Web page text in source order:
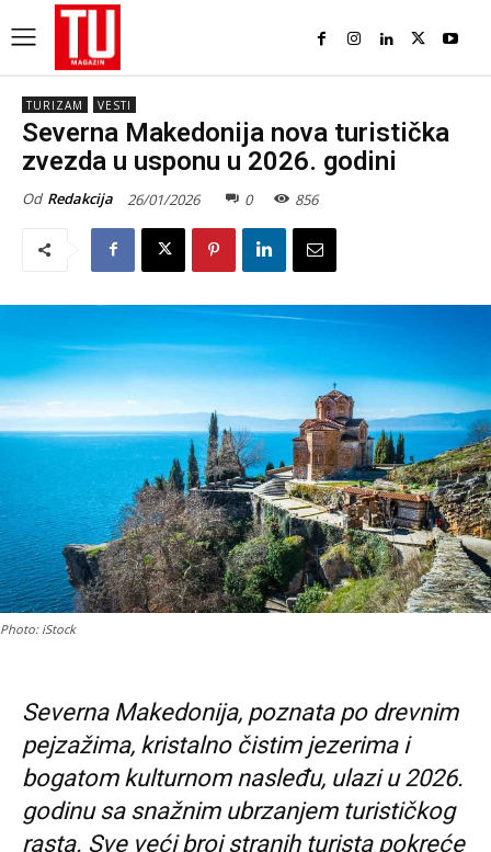
TURIZAM VESTI
Severna Makedonija nova turistička
zvezda u usponu u 2026. godini
Od Redakcija 26/01/2026 0 856
Photo: iStock
Severna Makedonija, poznata po drevnim
pejzažima, kristalno čistim jezerima i
bogatom kulturnom nasleđu, ulazi u 2026.
godinu sa snažnim ubrzanjem turističkog
rasta. Sve veći broj stranih turista pokreće